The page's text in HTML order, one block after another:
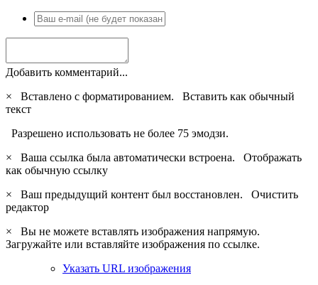
Добавить комментарий...
×
Вставлено с форматированием. Вставить как обычный
текст
Разрешено использовать не более 75 эмодзи.
×
Ваша ссылка была автоматически встроена. Отображать
как обычную ссылку
×
Ваш предыдущий контент был восстановлен. Очистить
редактор
×
Вы не можете вставлять изображения напрямую.
Загружайте или вставляйте изображения по ссылке.
Указать URL изображения